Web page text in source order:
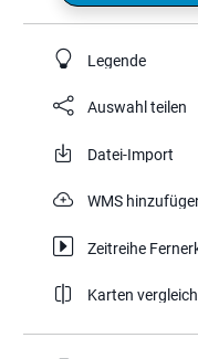
Legende
Auswahl teilen
Datei-Import
WMS
Zeitreihe
Karten